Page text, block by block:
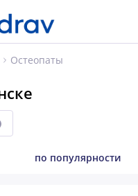
Остеопаты
по популярности